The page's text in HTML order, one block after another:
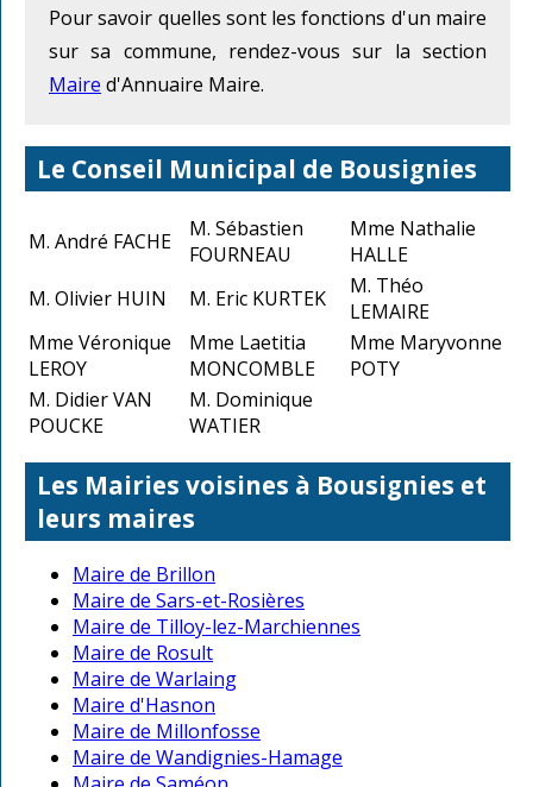
Pour savoir quelles sont les fonctions d'un maire
sur sa commune, rendez-vous sur la section
Maire d'Annuaire Maire.
Le Conseil Municipal de Bousignies
M. André FACHE
M. Sébastien
FOURNEAU
Mme Nathalie
HALLE
M. Olivier HUIN
M. Eric KURTEK
M. Théo
LEMAIRE
Mme Véronique
LEROY
Mme Laetitia
MONCOMBLE
Mme Maryvonne
POTY
M. Didier VAN
POUCKE
M. Dominique
WATIER
Les Mairies voisines à Bousignies et
leurs maires
Maire de Brillon
Maire de Sars-et-Rosières
Maire de Tilloy-lez-Marchiennes
Maire de Rosult
Maire de Warlaing
Maire d'Hasnon
Maire de Millonfosse
Maire de Wandignies-Hamage